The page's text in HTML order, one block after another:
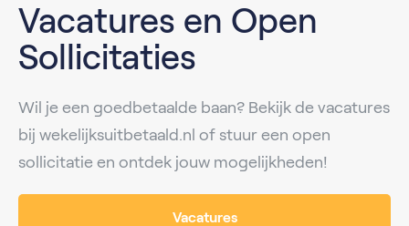
Vacatures en Open
Sollicitaties
Wil je een goedbetaalde baan? Bekijk de vacatures
bij wekelijksuitbetaald.nl of stuur een open
sollicitatie en ontdek jouw mogelijkheden!
Vacatures